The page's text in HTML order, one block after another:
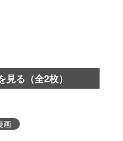
見る（全2枚）
画